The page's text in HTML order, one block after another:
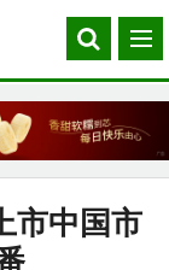
Search
our
菜
单
市中国市